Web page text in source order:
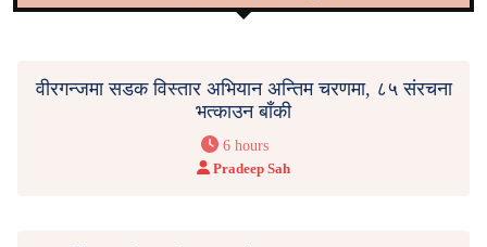
वीरगन्जमा सडक विस्तार अभियान अन्तिम चरणमा, ८५ संरचना
भत्काउन बाँकी
6 hours
Pradeep Sah